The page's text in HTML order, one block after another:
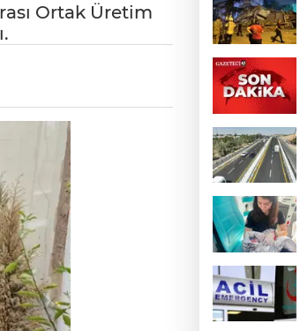
Ortak Üretim